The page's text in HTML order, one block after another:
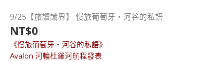
9/25【旅讀識界】 慢旅葡萄牙・河谷的私語
NT$0
《慢旅葡萄牙・河谷的私語》
Avalon 河輪杜羅河航程發表